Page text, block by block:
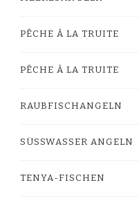
PÊCHE À LA TRUITE
PÊCHE À LA TRUITE
RAUBFISCHANGELN
SÜSSWASSER ANGELN
TENYA-FISCHEN